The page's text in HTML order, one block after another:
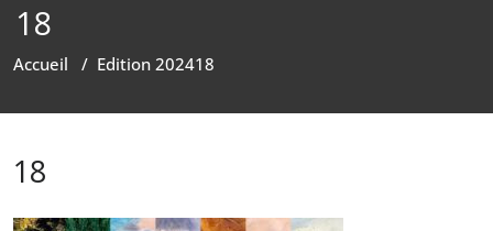
18
Accueil / Edition 202418
18